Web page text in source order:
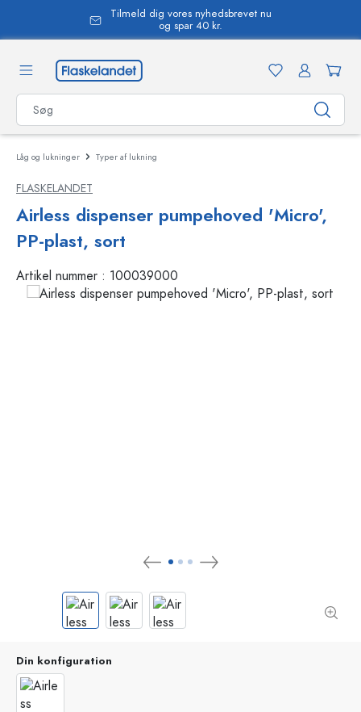
Tilmeld dig vores nyhedsbrevet nu
og spar 40 kr.
Låg og lukninger Typer af lukning
FLASKELANDET
Airless dispenser pumpehoved 'Micro',
PP-plast, sort
Artikel nummer : 100039000
Din konfiguration